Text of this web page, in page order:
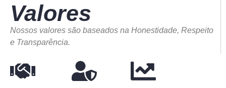
Valores
Nossos valores são baseados na Honestidade, Respeito
e Transparência.